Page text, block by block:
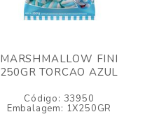
MARSHMALLOW FINI
250GR TORCAO AZUL
Código: 33950
Embalagem: 1X250GR